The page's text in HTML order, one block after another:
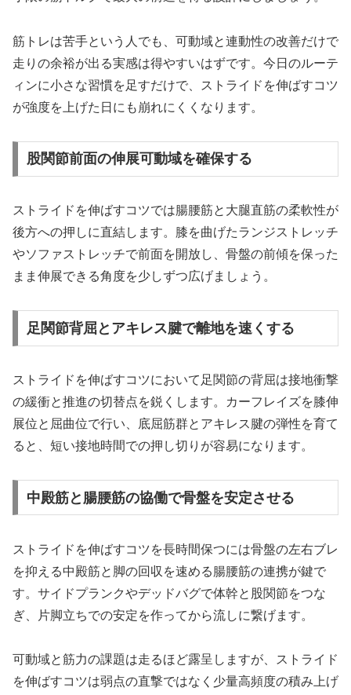
筋トレは苦手という人でも、可動域と連動性の改善だけで
走りの余裕が出る実感は得やすいはずです。今日のルーテ
ィンに小さな習慣を足すだけで、ストライドを伸ばすコツ
が強度を上げた日にも崩れにくくなります。
股関節前面の伸展可動域を確保する
ストライドを伸ばすコツでは腸腰筋と大腿直筋の柔軟性が
後方への押しに直結します。膝を曲げたランジストレッチ
やソファストレッチで前面を開放し、骨盤の前傾を保った
まま伸展できる角度を少しずつ広げましょう。
足関節背屈とアキレス腱で離地を速くする
ストライドを伸ばすコツにおいて足関節の背屈は接地衝撃
の緩衝と推進の切替点を鋭くします。カーフレイズを膝伸
展位と屈曲位で行い、底屈筋群とアキレス腱の弾性を育て
ると、短い接地時間での押し切りが容易になります。
中殿筋と腸腰筋の協働で骨盤を安定させる
ストライドを伸ばすコツを長時間保つには骨盤の左右ブレ
を抑える中殿筋と脚の回収を速める腸腰筋の連携が鍵で
す。サイドプランクやデッドバグで体幹と股関節をつな
ぎ、片脚立ちでの安定を作ってから流しに繋げます。
可動域と筋力の課題は走るほど露呈しますが、ストライド
を伸ばすコツは弱点の直撃ではなく少量高頻度の積み上げ